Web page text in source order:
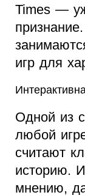
Times —
игр для
Одной из
любой
считают
историю.
мнению,